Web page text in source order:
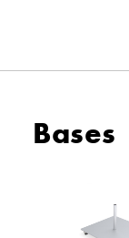
Bases